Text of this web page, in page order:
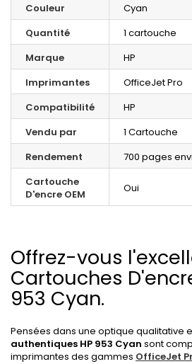
Couleur
Cyan
Quantité
1 cartouche
Marque
HP
Imprimantes
OfficeJet Pro
Compatibilité
HP
Vendu par
1 Cartouche
Rendement
700 pages
Cartouche
D'encre OEM
Oui
Offrez-vous
Cartouches
953 Cyan.
Pensées dans une optique qualitative
authentiques HP 953 Cyan sont
imprimantes des gammes OfficeJet